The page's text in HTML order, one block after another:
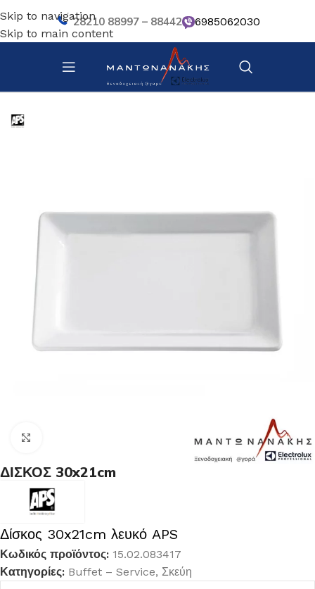
Skip to navigation
Skip to main content
28210 88997 – 88442 6985062030
Αρχική σελίδα/
ΔΙΣΚΟΣ 30x21cm
Δίσκος 30x21cm λευκό APS
Κωδικός προϊόντος: 15.02.083417
Κατηγορίες: Buffet – Service, Σκεύη